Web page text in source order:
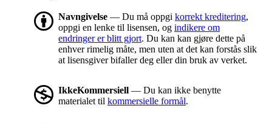
Navngivelse — Du må oppgi korrekt kreditering,
oppgi en lenke til lisensen, og indikere om
endringer er blitt gjort. Du kan kan gjøre dette på
enhver rimelig måte, men uten at det kan forstås slik
at lisensgiver bifaller deg eller din bruk av verket.
IkkeKommersiell — Du kan ikke benytte
materialet til kommersielle formål.